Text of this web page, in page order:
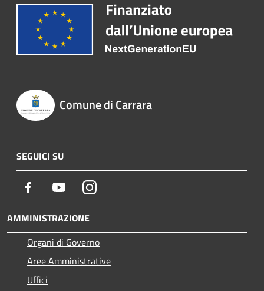
Comune di Carrara
SEGUICI SU
Facebook YoutubeInstagram
AMMINISTRAZIONE
Organi di Governo
Aree Amministrative
Uffici